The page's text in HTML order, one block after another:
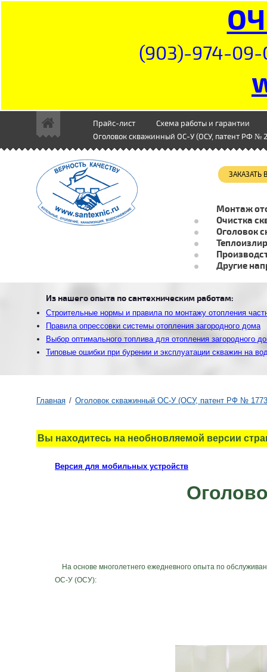
(903)-974-09-
Главная Оголовок скважинный ОС-У (ОСУ, патент РФ №
Вы находитесь на необновляемой версии
Версия для мобильных устройств
На основе многолетнего ежедневного опыта по
ОС-У (ОСУ):
Прайс-лист
Схема работы и гарантии
Оголовок скважинный ОС-У (ОСУ, патент РФ №
Монтаж
Очистка
Оголовок
Другие
Из нашего опыта по сантехническим работам:
Строительные нормы и правила по монтажу отопления
Правила опрессовки системы отопления загородного дома
Выбор оптимального топлива для отопления загородного
Типовые ошибки при бурении и эксплуатации скважин на